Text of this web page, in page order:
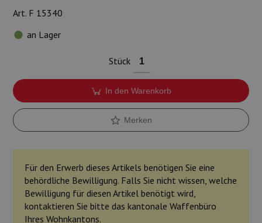
Art. F 15340
an Lager
Stück
In den Warenkorb
Merken
Für den Erwerb dieses Artikels benötigen Sie eine
behördliche Bewilligung. Falls Sie nicht wissen, welche
Bewilligung für diesen Artikel benötigt wird,
kontaktieren Sie bitte das kantonale Waffenbüro
Ihres Wohnkantons.